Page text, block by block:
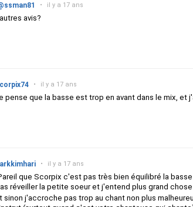
• il y a 17 ans
avis?
• il y a 17 ans
pense que la basse est trop en avant dans le mix, et
• il y a 17 ans
que Scorpix c'est pas très bien équilibré la
réveiller la petite soeur et j'entend plus grand chose
sinon j'accroche pas trop au chant non plus